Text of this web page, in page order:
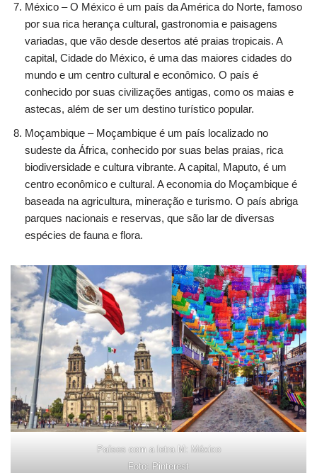
México – O México é um país da América do Norte, famoso
por sua rica herança cultural, gastronomia e paisagens
variadas, que vão desde desertos até praias tropicais. A
capital, Cidade do México, é uma das maiores cidades do
mundo e um centro cultural e econômico. O país é
conhecido por suas civilizações antigas, como os maias e
astecas, além de ser um destino turístico popular.
Moçambique – Moçambique é um país localizado no
sudeste da África, conhecido por suas belas praias, rica
biodiversidade e cultura vibrante. A capital, Maputo, é um
centro econômico e cultural. A economia do Moçambique é
baseada na agricultura, mineração e turismo. O país abriga
parques nacionais e reservas, que são lar de diversas
espécies de fauna e flora.
Países com a letra M: México
Foto: Pinterest